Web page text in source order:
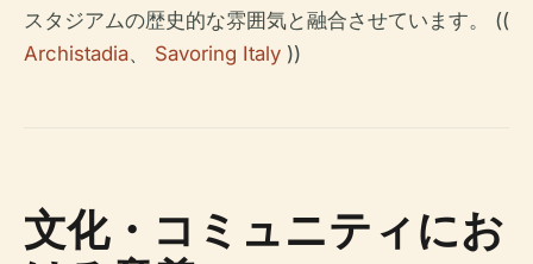
スタジアムの歴史的な雰囲気と融合させています。 ((
Archistadia、 Savoring Italy ))
文化・コミュニティにお